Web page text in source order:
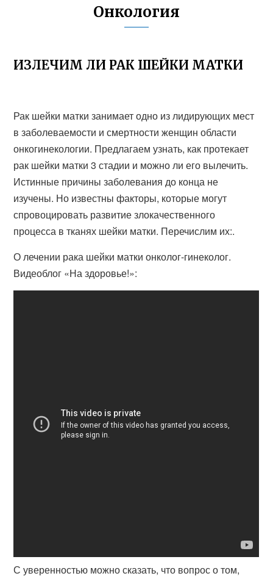
Онкология
ИЗЛЕЧИМ ЛИ РАК ШЕЙКИ МАТКИ
Рак шейки матки занимает одно из лидирующих мест
в заболеваемости и смертности женщин области
онкогинекологии. Предлагаем узнать, как протекает
рак шейки матки 3 стадии и можно ли его вылечить.
Истинные причины заболевания до конца не
изучены. Но известны факторы, которые могут
спровоцировать развитие злокачественного
процесса в тканях шейки матки. Перечислим их:.
О лечении рака шейки матки онколог-гинеколог.
Видеоблог «На здоровье!»:
С уверенностью можно сказать, что вопрос о том,